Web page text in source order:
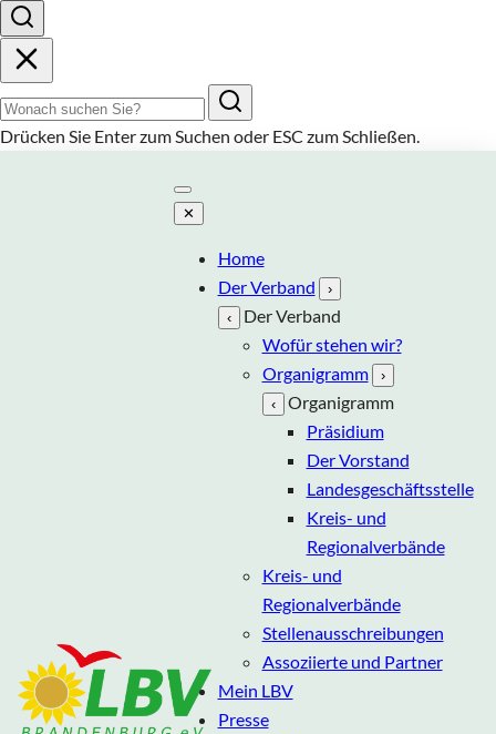
Suchbegriff
Drücken Sie Enterzum Suchen oder ESCzum Schließen.
✕
Home
Der Verband
›
‹
Der Verband
Wofür stehen wir?
Organigramm
›
‹
Organigramm
Präsidium
Der Vorstand
Landesgeschäftsstelle
Kreis- und
Regionalverbände
Kreis- und
Regionalverbände
Stellenausschreibungen
Assoziierte und Partner
Mein LBV
Presse